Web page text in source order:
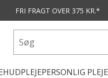
FRI FRAGT OVER 375 KR.*
HUDPLEJEPERSONLIG PLEJE